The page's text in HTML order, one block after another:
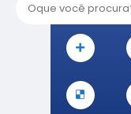
Oque você procura?